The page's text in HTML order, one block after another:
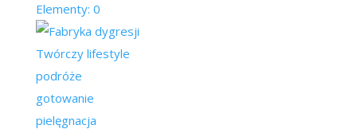
Elementy: 0
Twórczy lifestyle
podróże
gotowanie
pielęgnacja